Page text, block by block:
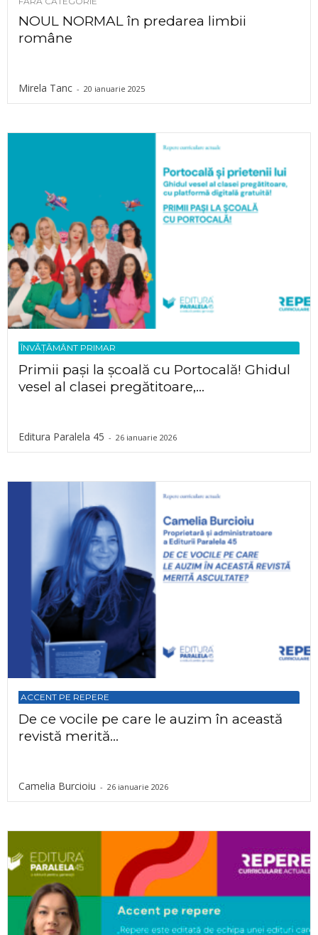
NOUL NORMAL în predarea limbii
române
Mirela Tanc - 20 ianuarie 2025
ÎNVĂȚĂMÂNT PRIMAR
Primii pași la școală cu Portocală! Ghidul
vesel al clasei pregătitoare,...
Editura Paralela 45 - 26 ianuarie 2026
ACCENT PE REPERE
De ce vocile pe care le auzim în această
revistă merită...
Camelia Burcioiu - 26 ianuarie 2026